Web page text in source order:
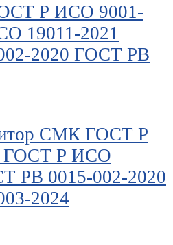
Р ИСО 9001-
19011-2021
2020 ГОСТ РВ
СМК ГОСТ Р
ГОСТ Р ИСО
РВ 0015-002-2020
2024